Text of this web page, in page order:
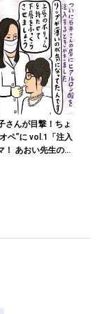
さんが目撃！ちょ
ペ”に vol.1「注入
！ あおい先生の極